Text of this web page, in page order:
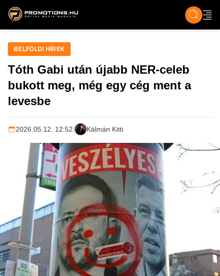
ZENE, FILM & KULT ÉLET TECH &
BELFÖLDI HÍREK
Tóth Gabi után újabb NER-celeb
bukott meg, még egy cég ment a
levesbe
2026.05.12. 12:52| Kálmán Kitti